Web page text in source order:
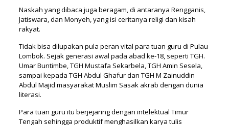
Naskah yang dibaca juga beragam, di antaranya Rengganis,
Jatiswara, dan Monyeh, yang isi ceritanya religi dan kisah
rakyat.
Tidak bisa dilupakan pula peran vital para tuan guru di Pulau
Lombok. Sejak generasi awal pada abad ke-18, seperti TGH.
Umar Buntimbe, TGH Mustafa Sekarbela, TGH Amin Sesela,
sampai kepada TGH Abdul Ghafur dan TGH M Zainuddin
Abdul Majid masyarakat Muslim Sasak akrab dengan dunia
literasi.
Para tuan guru itu berjejaring dengan intelektual Timur
Tengah sehingga produktif menghasilkan karya tulis